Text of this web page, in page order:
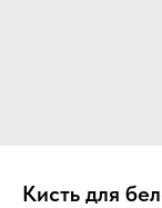
Кисть для